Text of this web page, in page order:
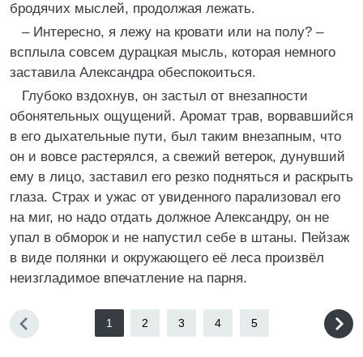
бродячих мыслей, продолжая лежать.
– Интересно, я лежу на кровати или на полу? –
всплыла совсем дурацкая мысль, которая немного
заставила Александра обеспокоиться.
Глубоко вздохнув, он застыл от внезапности
обонятельных ощущений. Аромат трав, ворвавшийся
в его дыхательные пути, был таким внезапным, что
он и вовсе растерялся, а свежий ветерок, дунувший
ему в лицо, заставил его резко подняться и раскрыть
глаза. Страх и ужас от увиденного парализовал его
на миг, но надо отдать должное Александру, он не
упал в обморок и не напустил себе в штаны. Пейзаж
в виде полянки и окружающего её леса произвёл
неизгладимое впечатление на парня.
1 2 3 4 5